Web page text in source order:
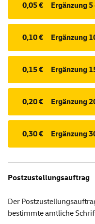
0,05 € Ergänzung
0,10 € Ergänzung
0,15 € Ergänzung
0,20 € Ergänzung
0,30 € Ergänzung
Postzustellungsauftrag
Der
bestimmte amtliche